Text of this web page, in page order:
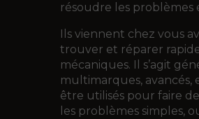
résoudre les problèmes
Ils viennent chez vous
trouver et réparer
mécaniques. Il s’agit
multimarques,
être utilisés pour faire
les problèmes simples,